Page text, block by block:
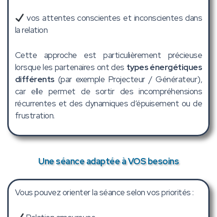
vos attentes conscientes et inconscientes dans
la relation
Cette approche est particulièrement précieuse
lorsque les partenaires ont des types énergétiques
différents (par exemple Projecteur / Générateur),
car elle permet de sortir des incompréhensions
récurrentes et des dynamiques d’épuisement ou de
frustration.
Une séance adaptée à VOS besoins
Vous pouvez orienter la séance selon vos priorités :